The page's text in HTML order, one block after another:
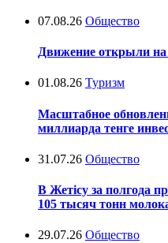
07.08.26 Общество
Движение открыли на
01.08.26 Туризм
Масштабное
миллиарда тенге
31.07.26 Общество
В Жетісу за полгода
105 тысяч тонн
29.07.26 Общество